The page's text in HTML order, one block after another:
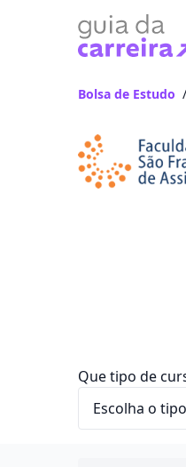
Bolsa de Estudo /
Que tipo de